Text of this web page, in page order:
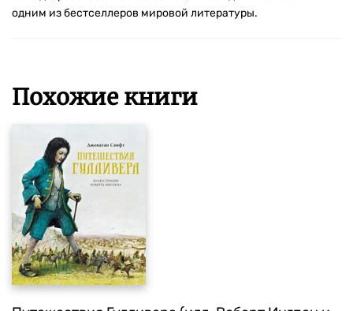
одним из бестселлеров мировой литературы.
Похожие книги